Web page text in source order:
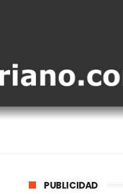
PUBLICIDAD